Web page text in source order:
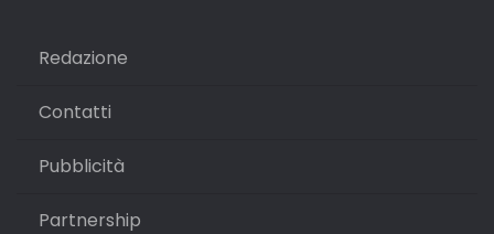
Redazione
Contatti
Pubblicità
Partnership